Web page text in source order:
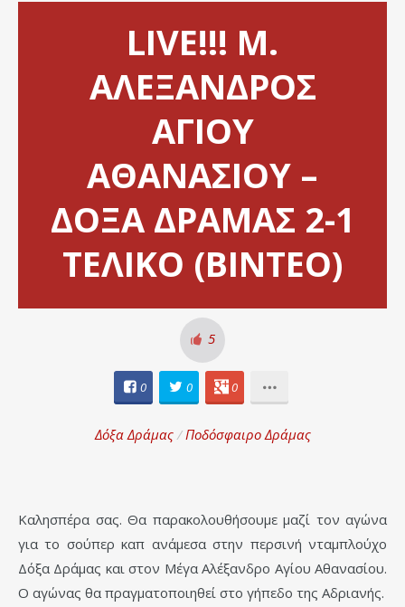
LIVE!!! Μ.
ΑΛΕΞΑΝΔΡΟΣ
ΑΓΙΟΥ
ΑΘΑΝΑΣΙΟΥ –
ΔΟΞΑ ΔΡΑΜΑΣ 2-1
ΤΕΛΙΚΟ (ΒΙΝΤΕΟ)
5
0 0 0
Δόξα Δράμας/ Ποδόσφαιρο Δράμας
Καλησπέρα σας. Θα παρακολουθήσουμε μαζί τον αγώνα
για το σούπερ καπ ανάμεσα στην περσινή νταμπλούχο
Δόξα Δράμας και στον Μέγα Αλέξανδρο Αγίου Αθανασίου.
Ο αγώνας θα πραγματοποιηθεί στο γήπεδο της Αδριανής.